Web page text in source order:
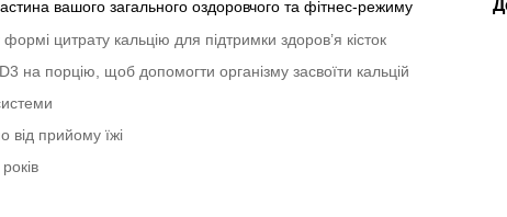
вашого загального оздоровчого та фітнес-режиму
цитрату кальцію для підтримки здоров’я кісток
на порцію, щоб допомогти організму засвоїти кальцій
прийому їжі